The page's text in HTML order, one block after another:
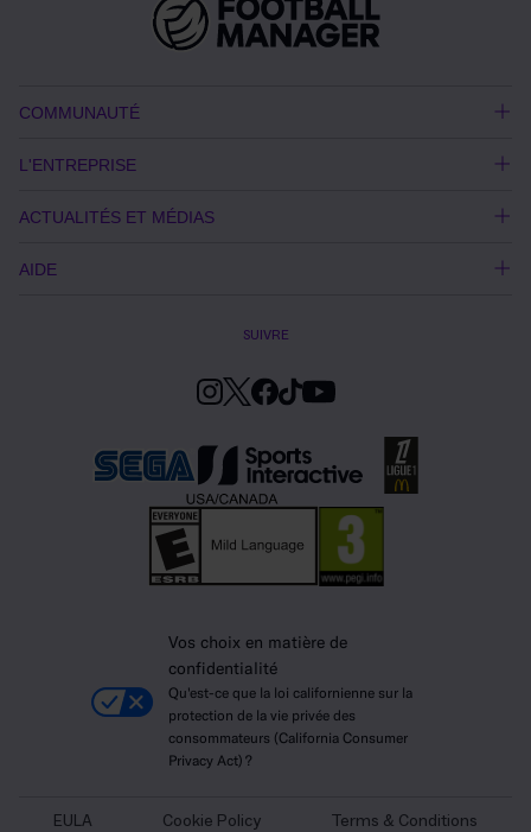
COMMUNAUTÉ
L'ENTREPRISE
ACTUALITÉS ET MÉDIAS
AIDE
SUIVRE
Vos choix en matière de
confidentialité
Qu'est-ce que la loi californienne sur la
protection de la vie privée des
consommateurs (California Consumer
Privacy Act) ?
EULA Cookie Policy Terms & Conditions